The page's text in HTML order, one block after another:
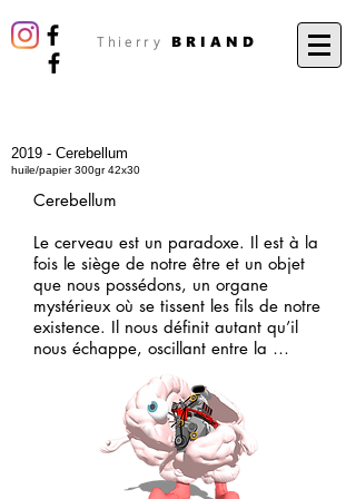
Thierry BRIAND
2019 - Cerebellum
huile/papier 300gr 42x30
Cerebellum
Le cerveau est un paradoxe. Il est à la
fois le siège de notre être et un objet
que nous possédons, un organe
mystérieux où se tissent les fils de notre
existence. Il nous définit autant qu’il
nous échappe, oscillant entre la
biologique et le sensible.
Dans ce labyrinthe de connexions
nerveuses, notre pensée prend forme à
travers des orages électriques et des